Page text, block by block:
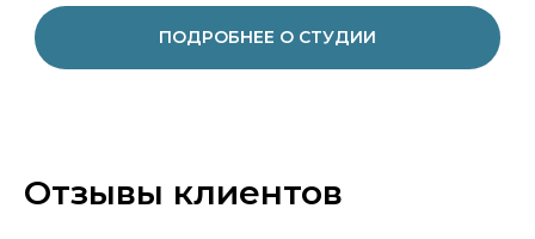
ПОДРОБНЕЕ О СТУДИИ
Отзывы клиентов